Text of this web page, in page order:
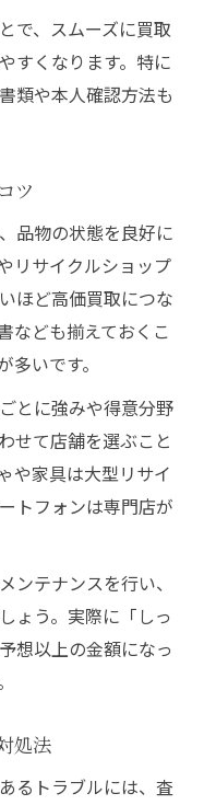
で、スムーズに買取
すくなります。特に
類や本人確認方法も
ツ
品物の状態を良好に
リサイクルショップ
ほど高価買取につな
なども揃えておくこ
いです。
とに強みや得意分野
せて店舗を選ぶこと
や家具は大型リサイ
トフォンは専門店が
ンテナンスを行い、
ょう。実際に「しっ
想以上の金額になっ
処法
るトラブルには、査